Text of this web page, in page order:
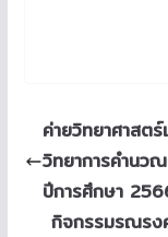
ค่ายวิทยาศาสตร์
วิทยาการคำนว
ปีการศึกษา
กิจกรรมรณรง